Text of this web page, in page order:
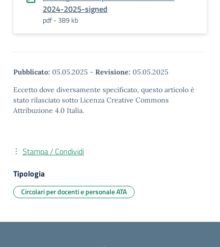
2024-2025-signed
pdf - 389 kb
Pubblicato: 05.05.2025 - Revisione: 05.05.2025
Eccetto dove diversamente specificato, questo articolo è
stato rilasciato sotto Licenza Creative Commons
Attribuzione 4.0 Italia.
Stampa / Condividi
Tipologia
Circolari per docenti e personale ATA